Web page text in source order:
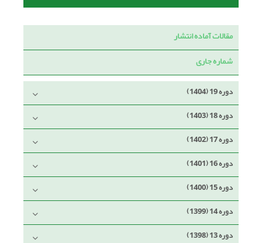
مقالات آماده انتشار
شماره جاری
دوره 19 (1404)
دوره 18 (1403)
دوره 17 (1402)
دوره 16 (1401)
دوره 15 (1400)
دوره 14 (1399)
دوره 13 (1398)